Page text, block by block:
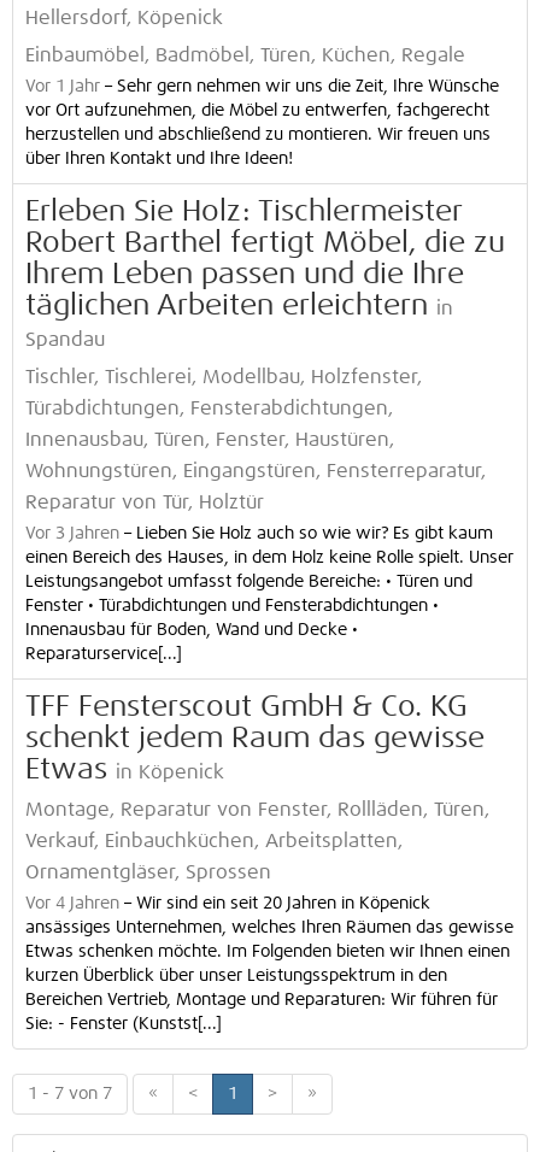
Hellersdorf, Köpenick
Einbaumöbel, Badmöbel, Türen, Küchen, Regale
Vor 1 Jahr – Sehr gern nehmen wir uns die Zeit, Ihre Wünsche
vor Ort aufzunehmen, die Möbel zu entwerfen, fachgerecht
herzustellen und abschließend zu montieren. Wir freuen uns
über Ihren Kontakt und Ihre Ideen!
Erleben Sie Holz: Tischlermeister
Robert Barthel fertigt Möbel, die zu
Ihrem Leben passen und die Ihre
täglichen Arbeiten erleichtern in
Spandau
Tischler, Tischlerei, Modellbau, Holzfenster,
Türabdichtungen, Fensterabdichtungen,
Innenausbau, Türen, Fenster, Haustüren,
Wohnungstüren, Eingangstüren, Fensterreparatur,
Reparatur von Tür, Holztür
Vor 3 Jahren – Lieben Sie Holz auch so wie wir? Es gibt kaum
einen Bereich des Hauses, in dem Holz keine Rolle spielt. Unser
Leistungsangebot umfasst folgende Bereiche: • Türen und
Fenster • Türabdichtungen und Fensterabdichtungen •
Innenausbau für Boden, Wand und Decke •
Reparaturservice[...]
TFF Fensterscout GmbH & Co. KG
schenkt jedem Raum das gewisse
Etwas in Köpenick
Montage, Reparatur von Fenster, Rollläden, Türen,
Verkauf, Einbauchküchen, Arbeitsplatten,
Ornamentgläser, Sprossen
Vor 4 Jahren – Wir sind ein seit 20 Jahren in Köpenick
ansässiges Unternehmen, welches Ihren Räumen das gewisse
Etwas schenken möchte. Im Folgenden bieten wir Ihnen einen
kurzen Überblick über unser Leistungsspektrum in den
Bereichen Vertrieb, Montage und Reparaturen: Wir führen für
Sie: - Fenster (Kunstst[...]
1 - 7 von 7 « < 1 > »